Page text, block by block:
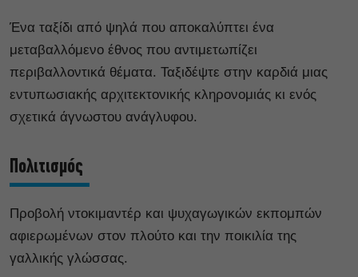
Ένα ταξίδι από ψηλά που αποκαλύπτει ένα
μεταβαλλόμενο έθνος που αντιμετωπίζει
περιβαλλοντικά θέματα. Ταξιδέψτε στην καρδιά μιας
εντυπωσιακής αρχιτεκτονικής κληρονομιάς κι ενός
σχετικά άγνωστου ανάγλυφου.
Πολιτισμός
Προβολή ντοκιμαντέρ και ψυχαγωγικών εκπομπών
αφιερωμένων στον πλούτο και την ποικιλία της
γαλλικής γλώσσας.